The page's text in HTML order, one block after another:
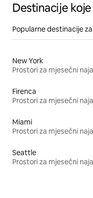
Destinacije
Popularne destinacije
New York
Prostori za mjesečni
Firenca
Prostori za mjesečni
Miami
Prostori za mjesečni
Seattle
Prostori za mjesečni